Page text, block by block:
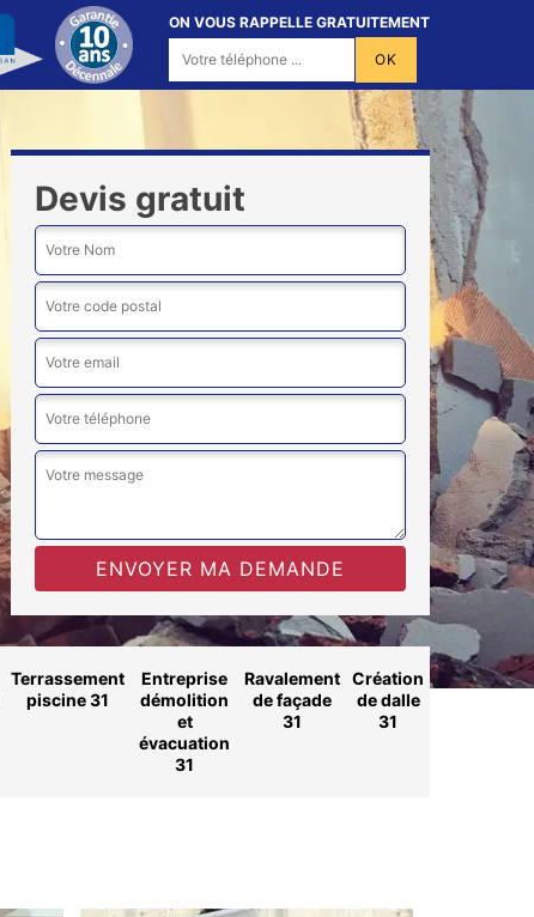
ON VOUS RAPPELLE GRATUITEMENT
Devis gratuit
Terrassement
piscine 31
Entreprise
démolition
et
évacuation
31
Ravalement
de façade
31
Création
de dalle
31